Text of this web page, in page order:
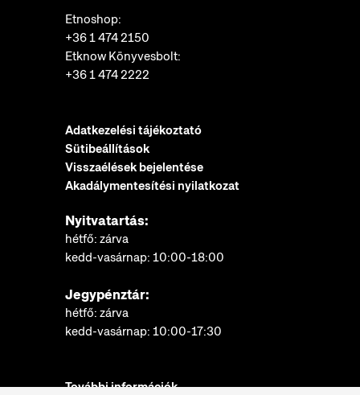
Etnoshop:
+36 1 474 2150
Etknow Könyvesbolt:
+36 1 474 2222
Adatkezelési tájékoztató
Sütibeállítások
Visszaélések bejelentése
Akadálymentesítési nyilatkozat
Nyitvatartás:
hétfő: zárva
kedd-vasárnap: 10:00-18:00
Jegypénztár:
hétfő: zárva
kedd-vasárnap: 10:00-17:30
További információk